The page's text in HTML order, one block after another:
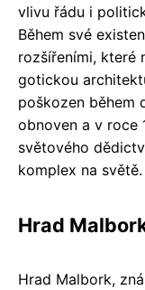
vlivu řádu i
Během své
rozšířeními, které
gotickou
poškozen během
obnoven a v roce
světového
komplex na světě.
Hrad
Hrad Malbork,